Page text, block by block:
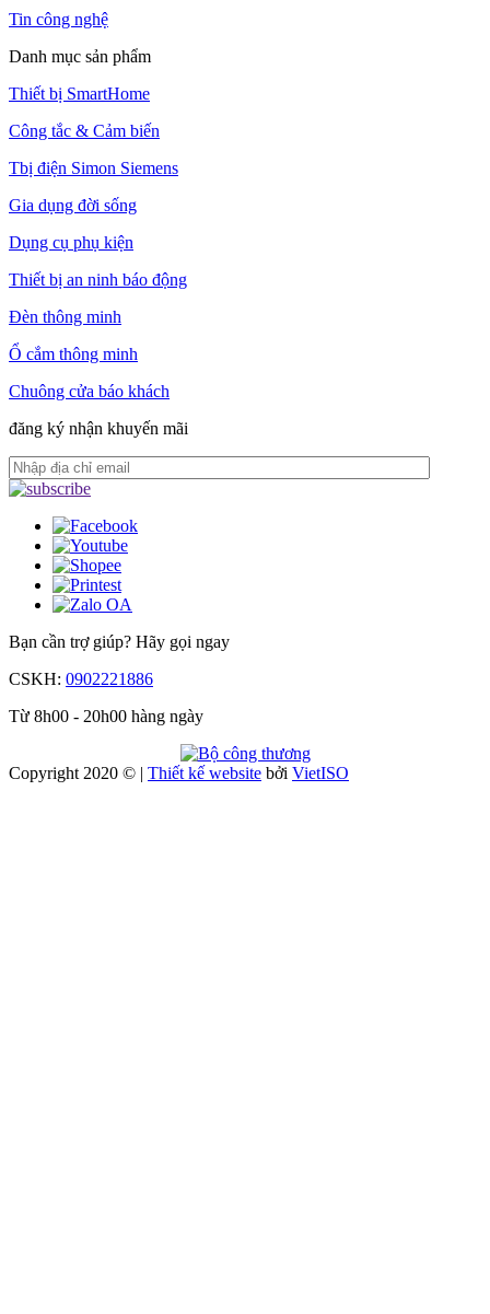
Tin công nghệ
Danh mục sản phẩm
Thiết bị SmartHome
Công tắc & Cảm biến
Tbị điện Simon Siemens
Gia dụng đời sống
Dụng cụ phụ kiện
Thiết bị an ninh báo động
Đèn thông minh
Ổ cắm thông minh
Chuông cửa báo khách
đăng ký nhận khuyến mãi
Bạn cần trợ giúp? Hãy gọi ngay
CSKH: 0902221886
Từ 8h00 - 20h00 hàng ngày
Copyright 2020 © | Thiết kế website bởi VietISO